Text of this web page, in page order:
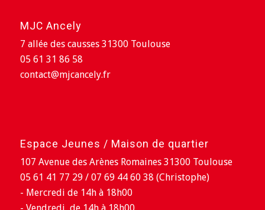
MJC Ancely
7 allée des causses 31300 Toulouse
05 61 31 86 58
contact@mjcancely.fr
Espace Jeunes / Maison de quartier
107 Avenue des Arènes Romaines 31300 Toulouse
05 61 41 77 29 / 07 69 44 60 38 (Christophe)
- Mercredi de 14h à 18h00